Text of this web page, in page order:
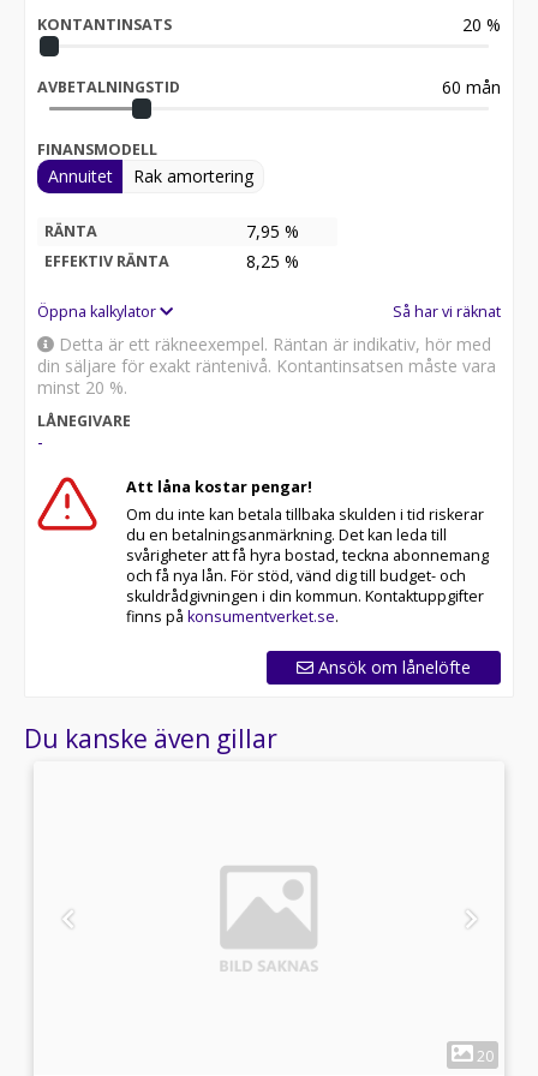
and foldable exterior mirrors, Limited-slip differential,
Active exhaust sound system, Rain sensor, Rear seats
parking sensors, Alarm system, Auto-dimming exterior
mirrors, Adaptive full-LED Matrix headlights, Corsa
drive mode with launch control,TRYGGHET:,Gällande
nybilsgaranti tom 2027-08-09, Bilen har genomgått
auktoriserat Maserati Pre Owned test,
KONTANTINSATS 20 %
AVBETALNINGSTID 60 mån
FINANSMODELL
Annuitet Rak amortering
RÄNTA 7,95 %
EFFEKTIV RÄNTA 8,25 %
Öppna kalkylator Så har vi räknat
Detta är ett räkneexempel. Räntan är indikativ, hör med
din säljare för exakt räntenivå. Kontantinsatsen måste vara
minst 20 %.
LÅNEGIVARE
-
Att låna kostar pengar!
Om du inte kan betala tillbaka skulden i tid riskerar
du en betalningsanmärkning. Det kan leda till
svårigheter att få hyra bostad, teckna abonnemang
och få nya lån. För stöd, vänd dig till budget- och
skuldrådgivningen i din kommun. Kontaktuppgifter
finns på konsumentverket.se.
Ansök om lånelöfte
Du kanske även gillar
20